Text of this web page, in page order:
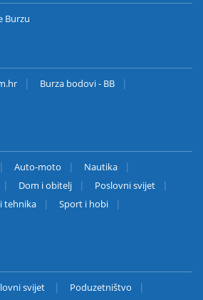
Burzu
Burza bodovi - BB
Auto-moto
Nautika
Dom i obitelj
Poslovni svijet
tehnika
Sport i hobi
svijet
Poduzetništvo